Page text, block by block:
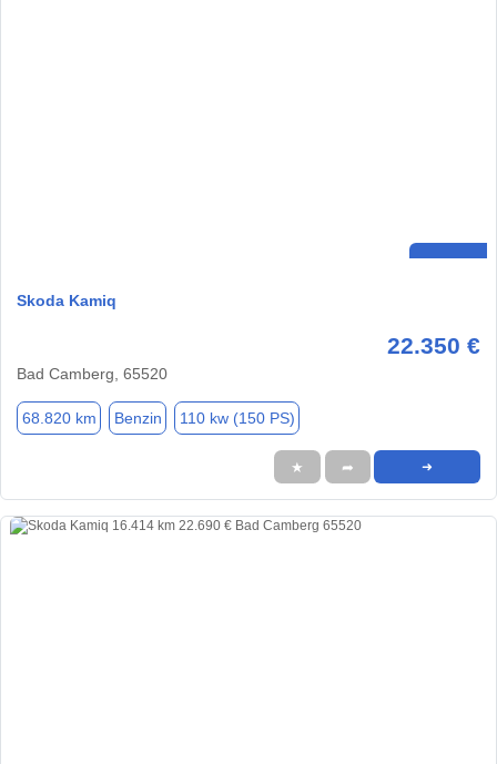
Skoda Kamiq
22.350 €
Bad Camberg, 65520
68.820 km Benzin 110 kw (150 PS)
★ ➦ ➜